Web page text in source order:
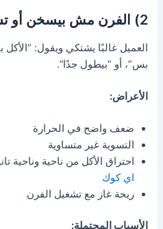
2) الفرن مش بيسخن أو تسويته ضعيفة
العميل غالبًا يشتكي ويقول:
بس”، أو “بيطول جدًا”.
الأعراض:
ضعف واضح في الحرارة
التسوية غير متساوية
احتراق الأكل من ناحية وناحية
اي كوك
ريحة غاز مع تشغيل الفرن
الأسباب المحتملة: